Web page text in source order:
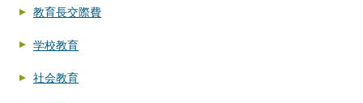
教育長交際費
学校教育
社会教育